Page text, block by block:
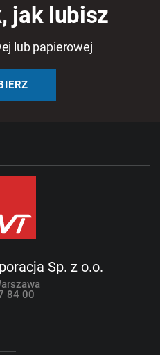
jak lubisz
lub papierowej
Sp. z o.o.
84 00